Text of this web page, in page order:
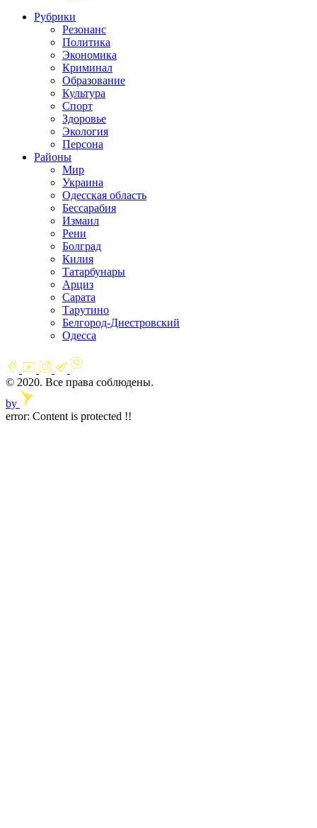
Рубрики
Резонанс
Политика
Экономика
Криминал
Образование
Культура
Спорт
Здоровье
Экология
Персона
Районы
Мир
Украина
Одесская область
Бессарабия
Измаил
Рени
Болград
Килия
Татарбунары
Арциз
Сарата
Тарутино
Белгород-Днестровский
Одесса
© 2020. Все права соблюдены.
by
error: Content is protected !!